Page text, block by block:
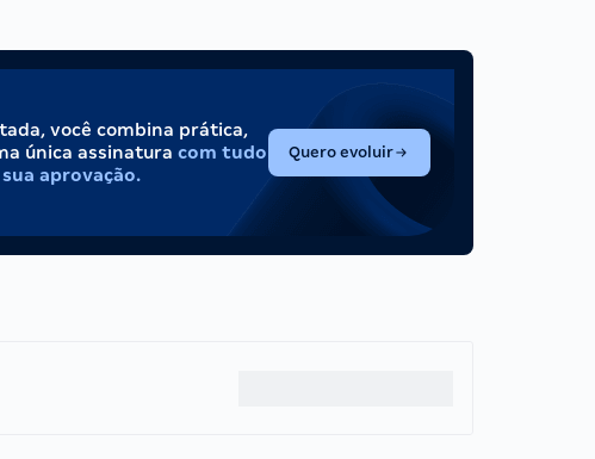
você combina prática,
única assinatura com tudo
aprovação.
Quero evoluir(abre em nova aba)